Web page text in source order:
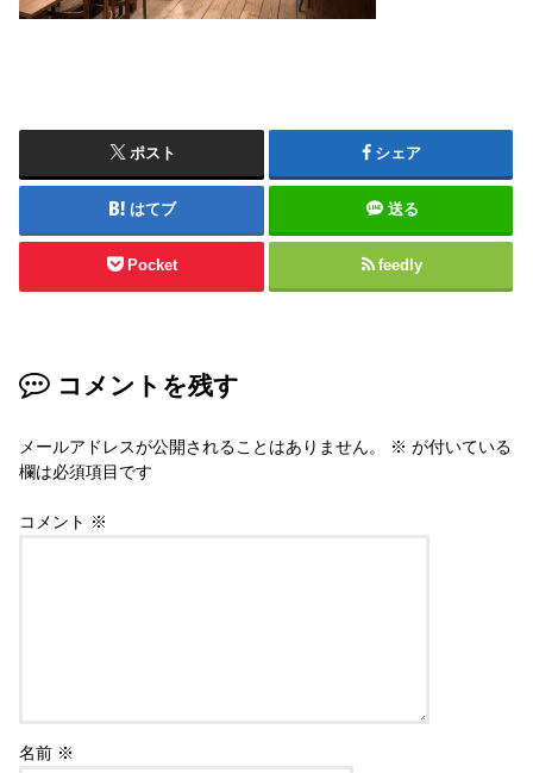
ポスト シェア
はてブ 送る
Pocket feedly
コメントを残す
メールアドレスが公開されることはありません。 ※ が付いている
欄は必須項目です
コメント ※
名前 ※